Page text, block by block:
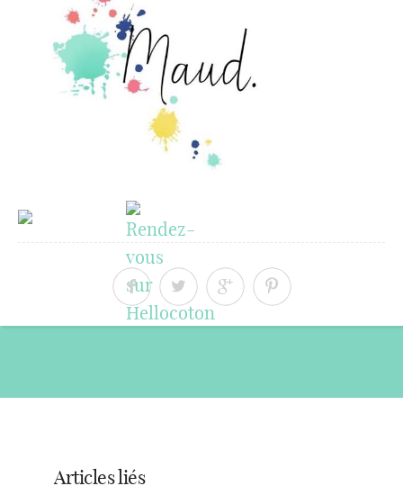
Articles liés